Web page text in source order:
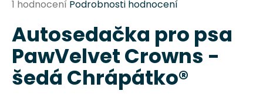
Průměrné
produktu
je
5,0
z
5
1 hodnocení Podrobnosti hodnocení
Autosedačka pro psa
PawVelvet Crowns -
šedá Chrápátko®
j
í
t
?